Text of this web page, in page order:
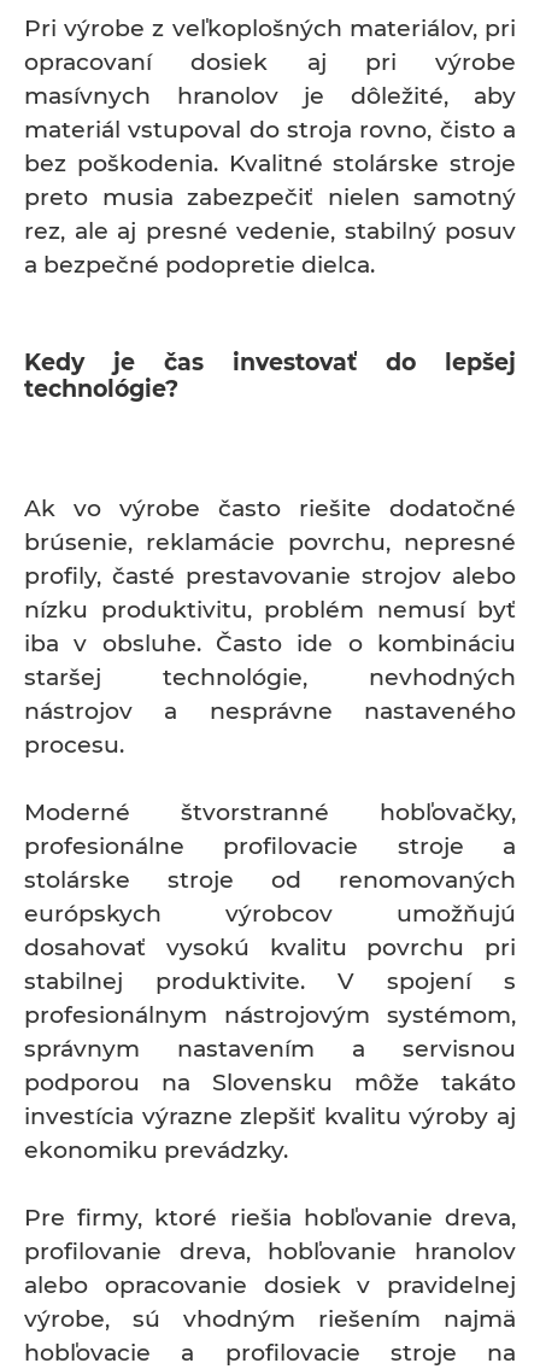
Pri výrobe z veľkoplošných materiálov, pri
opracovaní dosiek aj pri výrobe
masívnych hranolov je dôležité, aby
materiál vstupoval do stroja rovno, čisto a
bez poškodenia. Kvalitné stolárske stroje
preto musia zabezpečiť nielen samotný
rez, ale aj presné vedenie, stabilný posuv
a bezpečné podopretie dielca.
Kedy je čas investovať do lepšej
technológie?
Ak vo výrobe často riešite dodatočné
brúsenie, reklamácie povrchu, nepresné
profily, časté prestavovanie strojov alebo
nízku produktivitu, problém nemusí byť
iba v obsluhe. Často ide o kombináciu
staršej technológie, nevhodných
nástrojov a nesprávne nastaveného
procesu.
Moderné štvorstranné hobľovačky,
profesionálne profilovacie stroje a
stolárske stroje od renomovaných
európskych výrobcov umožňujú
dosahovať vysokú kvalitu povrchu pri
stabilnej produktivite. V spojení s
profesionálnym nástrojovým systémom,
správnym nastavením a servisnou
podporou na Slovensku môže takáto
investícia výrazne zlepšiť kvalitu výroby aj
ekonomiku prevádzky.
Pre firmy, ktoré riešia hobľovanie dreva,
profilovanie dreva, hobľovanie hranolov
alebo opracovanie dosiek v pravidelnej
výrobe, sú vhodným riešením najmä
hobľovacie a profilovacie stroje na